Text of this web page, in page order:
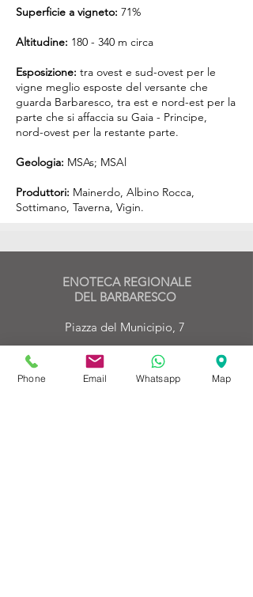
Superficie a vigneto: 71%
Altitudine: 180 - 340 m circa
Esposizione: tra ovest e sud-ovest per le
vigne meglio esposte del versante che
guarda Barbaresco, tra est e nord-est per la
parte che si affaccia su Gaia - Principe,
nord-ovest per la restante parte.
Geologia: MSAs; MSAl
Produttori: Mainerdo, Albino Rocca,
Sottimano, Taverna, Vigin.
ENOTECA REGIONALE
DEL BARBARESCO
Piazza del Municipio, 7
12050 Barbaresco | CN | Italy
Tel.: +39 0173 635251
Phone Email Whatsapp Map